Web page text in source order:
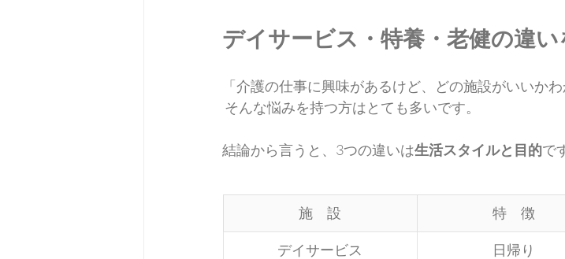
デイサービス・特養・老健の違
「介護の仕事に興味があるけど、どの施設がいいかわ
そんな悩みを持つ方はとても多いです。
結論から言うと、3つの違いは生活スタイルと目的で
施　設 特　徴
デイサービス 日帰り